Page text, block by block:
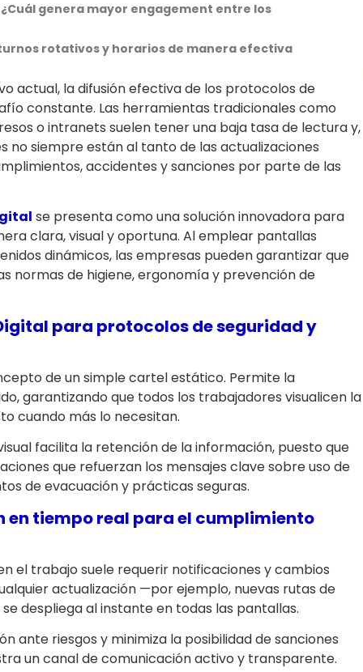
genera mayor engagement entre los
rotativos y horarios de manera efectiva
actual, la difusión efectiva de los protocolos de
constante. Las herramientas tradicionales como
o intranets suelen tener una baja tasa de lectura y,
no siempre están al tanto de las actualizaciones
accidentes y sanciones por parte de las
se presenta como una solución innovadora para
clara, visual y oportuna. Al emplear pantallas
dinámicos, las empresas pueden garantizar que
normas de higiene, ergonomía y prevención de
para protocolos de seguridad y
de un simple cartel estático. Permite la
garantizando que todos los trabajadores visualicen la
cuando más lo necesitan.
facilita la retención de la información, puesto que
que refuerzan los mensajes clave sobre uso de
de evacuación y prácticas seguras.
en tiempo real para el cumplimiento
el trabajo suele requerir notificaciones y cambios
actualización —por ejemplo, nuevas rutas de
despliega al instante en todas las pantallas.
ante riesgos y minimiza la posibilidad de sanciones
un canal de comunicación activo y transparente.